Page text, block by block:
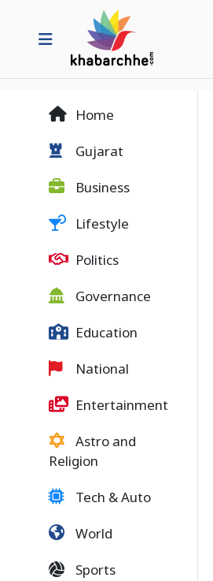
Home
Gujarat
Business
Lifestyle
Politics
Governance
Education
National
Entertainment
Astro and
Religion
Tech & Auto
World
Sports